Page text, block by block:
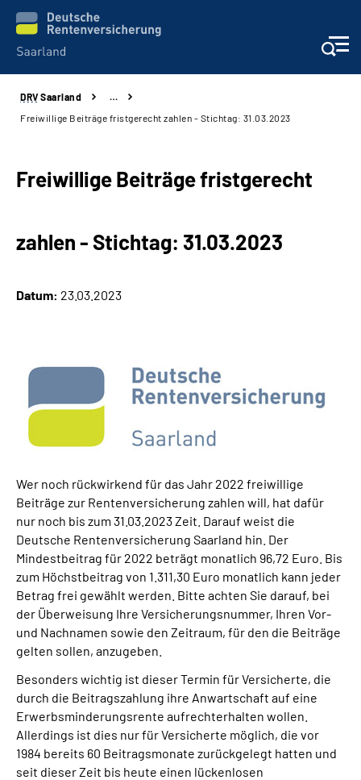
Aktuelles
Kontakt und Beratung
Presse und Fachinformationen
Online-Services
Suche
Mein Kundenportal
DRV Saarland
…
Freiwillige Beiträge fristgerecht zahlen - Stichtag: 31.03.2023
Freiwillige Beiträge fristgerecht
zahlen - Stichtag: 31.03.2023
Datum: 23.03.2023
Wer noch rückwirkend für das Jahr 2022 freiwillige
Beiträge zur Rentenversicherung zahlen will, hat dafür
nur noch bis zum 31.03.2023 Zeit. Darauf weist die
Deutsche Rentenversicherung Saarland hin. Der
Mindestbeitrag für 2022 beträgt monatlich 96,72 Euro. Bis
zum Höchstbeitrag von 1.311,30 Euro monatlich kann jeder
Betrag frei gewählt werden. Bitte achten Sie darauf, bei
der Überweisung Ihre Versicherungsnummer, Ihren Vor-
und Nachnamen sowie den Zeitraum, für den die Beiträge
gelten sollen, anzugeben.
Besonders wichtig ist dieser Termin für Versicherte, die
durch die Beitragszahlung ihre Anwartschaft auf eine
Erwerbsminderungsrente aufrechterhalten wollen.
Allerdings ist dies nur für Versicherte möglich, die vor
1984 bereits 60 Beitragsmonate zurückgelegt hatten und
seit dieser Zeit bis heute einen lückenlosen